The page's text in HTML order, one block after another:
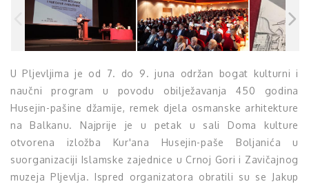
U Pljevljima je od 7. do 9. juna održan bogat kulturni i
naučni program u povodu obilježavanja 450 godina
Husejin-pašine džamije, remek djela osmanske arhitekture
na Balkanu. Najprije je u petak u sali Doma kulture
otvorena izložba Kur'ana Husejin-paše Boljanića u
suorganizaciji Islamske zajednice u Crnoj Gori i Zavičajnog
muzeja Pljevlja. Ispred organizatora obratili su se Jakup